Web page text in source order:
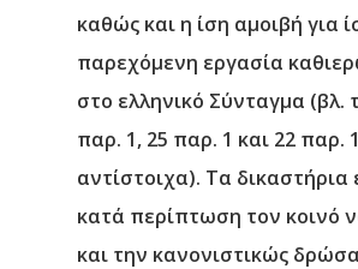
καθώς και η ίση αμοιβή για
παρεχόμενη εργασία
στο ελληνικό Σύνταγμα (βλ.
παρ. 1, 25 παρ. 1 και 22 παρ.
αντίστοιχα). Τα δικαστήρια
κατά περίπτωση τον κοινό
και την κανονιστικώς